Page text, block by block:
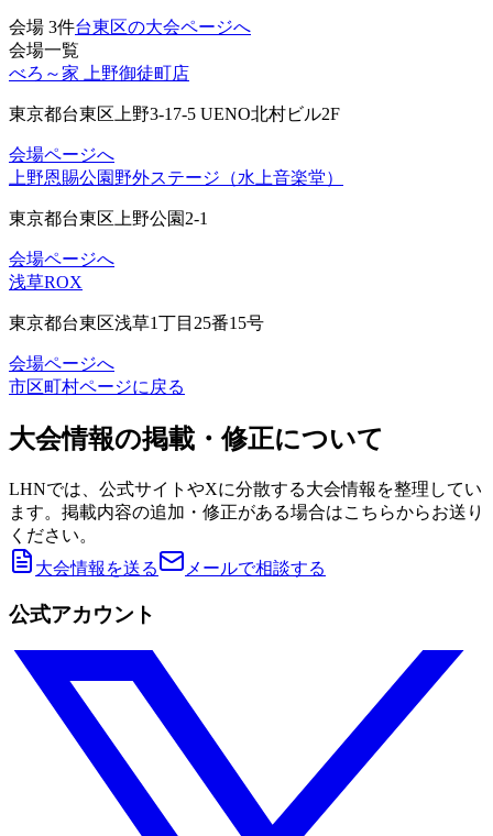
会場 3件台東区の大会ページへ
会場一覧
べろ～家 上野御徒町店
東京都台東区上野3-17-5 UENO北村ビル2F
会場ページへ
上野恩賜公園野外ステージ（水上音楽堂）
東京都台東区上野公園2-1
会場ページへ
浅草ROX
東京都台東区浅草1丁目25番15号
会場ページへ
市区町村ページに戻る
大会情報の掲載・修正について
LHNでは、公式サイトやXに分散する大会情報を整理してい
ます。掲載内容の追加・修正がある場合はこちらからお送り
ください。
大会情報を送る
メールで相談する
公式アカウント